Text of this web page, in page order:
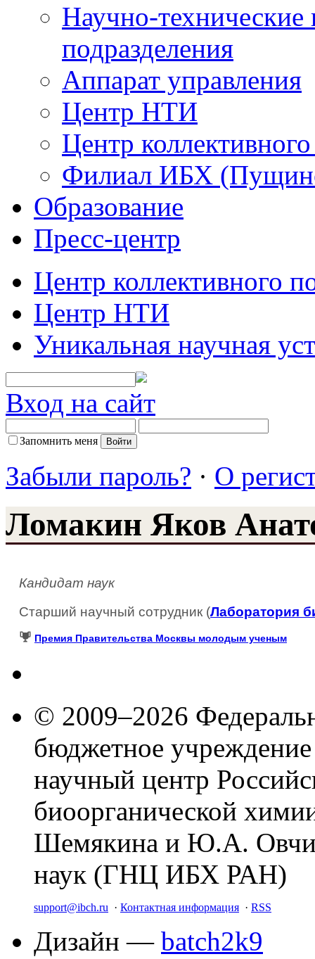
Научно-технические
подразделения
Аппарат управления
Центр НТИ
Центр
Филиал ИБХ
Образование
Пресс-центр
Центр коллективного
Центр НТИ
Уникальная научная
Вход на сайт
Запомнить меня
Забыли пароль? · О
Ломакин Яков
Кандидат наук
Старший научный сотрудник (Лаборатория
Премия Правительства Москвы молодым ученым
© 2009–2026
бюджетное
научный центр
биоорганической
Шемякина и Ю.А.
наук (ГНЦ ИБХ РАН)
support@ibch.ru · Контактная информация · RSS
Дизайн — batch2k9